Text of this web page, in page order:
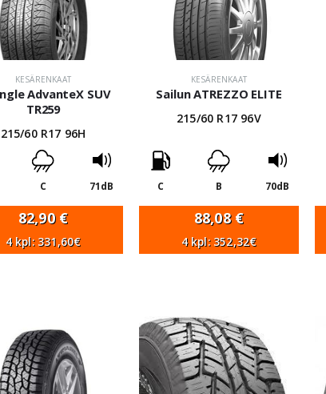
KESÄRENKAAT
AdvanteX SUV
TR259
215/60 R17 96H
C 71dB
82,90 €
4 kpl: 331,60€
KESÄRENKAAT
Sailun ATREZZO ELITE
215/60 R17 96V
C B 70dB
88,08 €
4 kpl: 352,32€